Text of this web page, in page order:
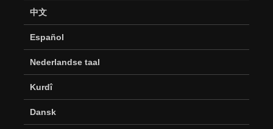
中文
Español
Nederlandse taal
Kurdî
Dansk